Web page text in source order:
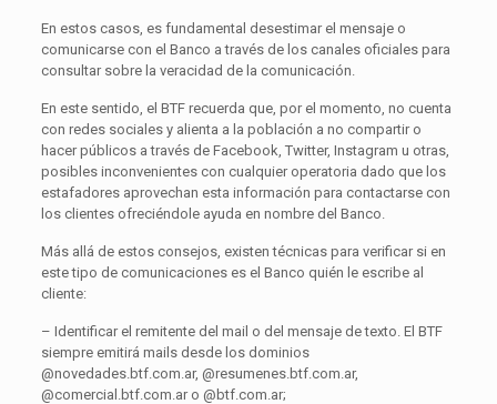
En estos casos, es fundamental desestimar el mensaje o
comunicarse con el Banco a través de los canales oficiales para
consultar sobre la veracidad de la comunicación.
En este sentido, el BTF recuerda que, por el momento, no cuenta
con redes sociales y alienta a la población a no compartir o
hacer públicos a través de Facebook, Twitter, Instagram u otras,
posibles inconvenientes con cualquier operatoria dado que los
estafadores aprovechan esta información para contactarse con
los clientes ofreciéndole ayuda en nombre del Banco.
Más allá de estos consejos, existen técnicas para verificar si en
este tipo de comunicaciones es el Banco quién le escribe al
cliente:
– Identificar el remitente del mail o del mensaje de texto. El BTF
siempre emitirá mails desde los dominios
@novedades.btf.com.ar, @resumenes.btf.com.ar,
@comercial.btf.com.ar o @btf.com.ar;